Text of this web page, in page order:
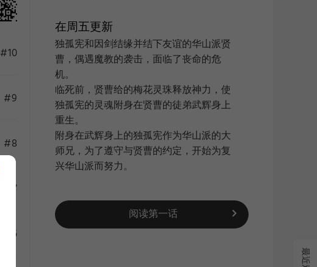
新浪 QQ空 复制
#10
#9
#8
#7
#6
在周五更新
独孤宪和因剑结缘并结下友谊的华山派贤
曹，偶遇魔教的袭击，面临了丧命的危
机。
临死前，贤曹给的梅花灵珠释放神力，使
独孤宪的灵魂附身在贤曹的徒弟武辉身上
重生。
附身在武辉身上的独孤宪作为华山派的大
师兄，为了遵守与贤曹的约定，开始为复
兴华山派而努力。
阅读第一话